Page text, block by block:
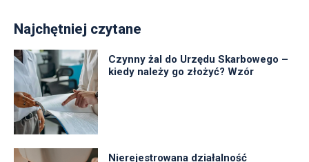
Najchętniej czytane
Czynny żal do Urzędu Skarbowego –
kiedy należy go złożyć? Wzór
Nierejestrowana działalność